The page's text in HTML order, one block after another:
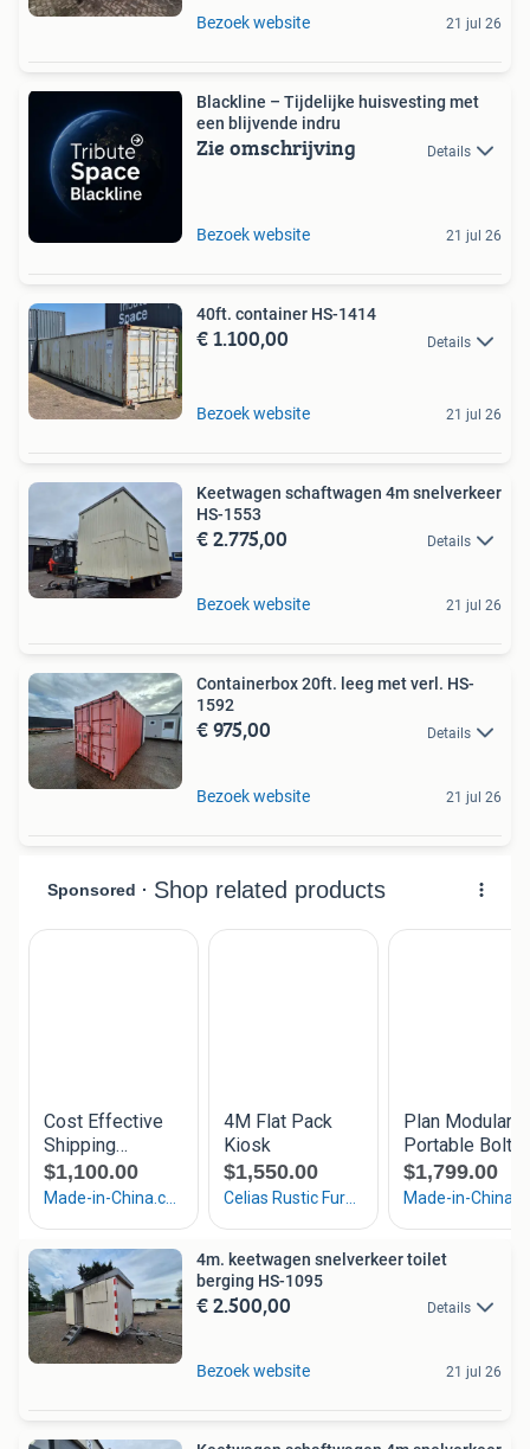
Bezoek website 21 jul 26
Blackline – Tijdelijke huisvesting met
een blijvende indru
Zie omschrijving Details
Bezoek website 21 jul 26
40ft. container HS-1414
€ 1.100,00 Details
Bezoek website 21 jul 26
Keetwagen schaftwagen 4m snelverkeer
HS-1553
€ 2.775,00 Details
Bezoek website 21 jul 26
Containerbox 20ft. leeg met verl. HS-
1592
€ 975,00 Details
Bezoek website 21 jul 26
4m. keetwagen snelverkeer toilet
berging HS-1095
€ 2.500,00 Details
Bezoek website 21 jul 26